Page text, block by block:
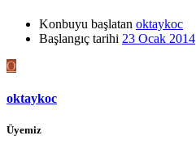
Konbuyu başlatan oktaykoc
Başlangıç tarihi 23 Ocak 2014
O
oktaykoc
Üyemiz